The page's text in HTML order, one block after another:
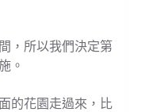
，所以我們決定第
。
的花園走過來，比